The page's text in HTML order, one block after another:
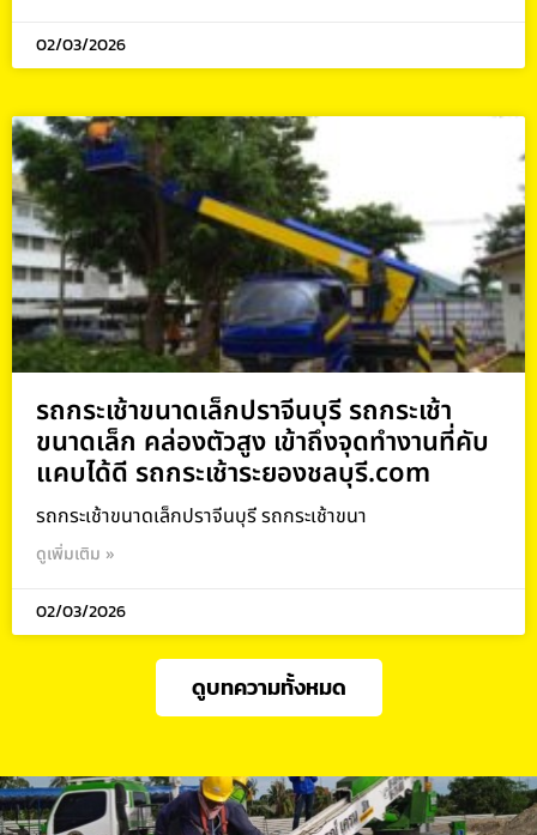
02/03/2026
รถกระเช้าขนาดเล็กปราจีนบุรี รถกระเช้า
ขนาดเล็ก คล่องตัวสูง เข้าถึงจุดทำงานที่คับ
แคบได้ดี รถกระเช้าระยองชลบุรี.com
รถกระเช้าขนาดเล็กปราจีนบุรี รถกระเช้าขนา
ดูเพิ่มเติม »
02/03/2026
ดูบทความทั้งหมด